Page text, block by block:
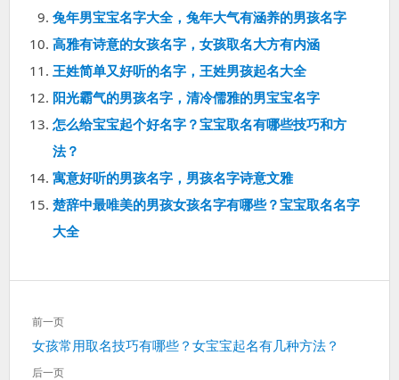
兔年男宝宝名字大全，兔年大气有涵养的男孩名字
高雅有诗意的女孩名字，女孩取名大方有内涵
王姓简单又好听的名字，王姓男孩起名大全
阳光霸气的男孩名字，清冷儒雅的男宝宝名字
怎么给宝宝起个好名字？宝宝取名有哪些技巧和方
法？
寓意好听的男孩名字，男孩名字诗意文雅
楚辞中最唯美的男孩女孩名字有哪些？宝宝取名名字
大全
文
章
导
航
前一页
上
一
女孩常用取名技巧有哪些？女宝宝起名有几种方法？
后一页